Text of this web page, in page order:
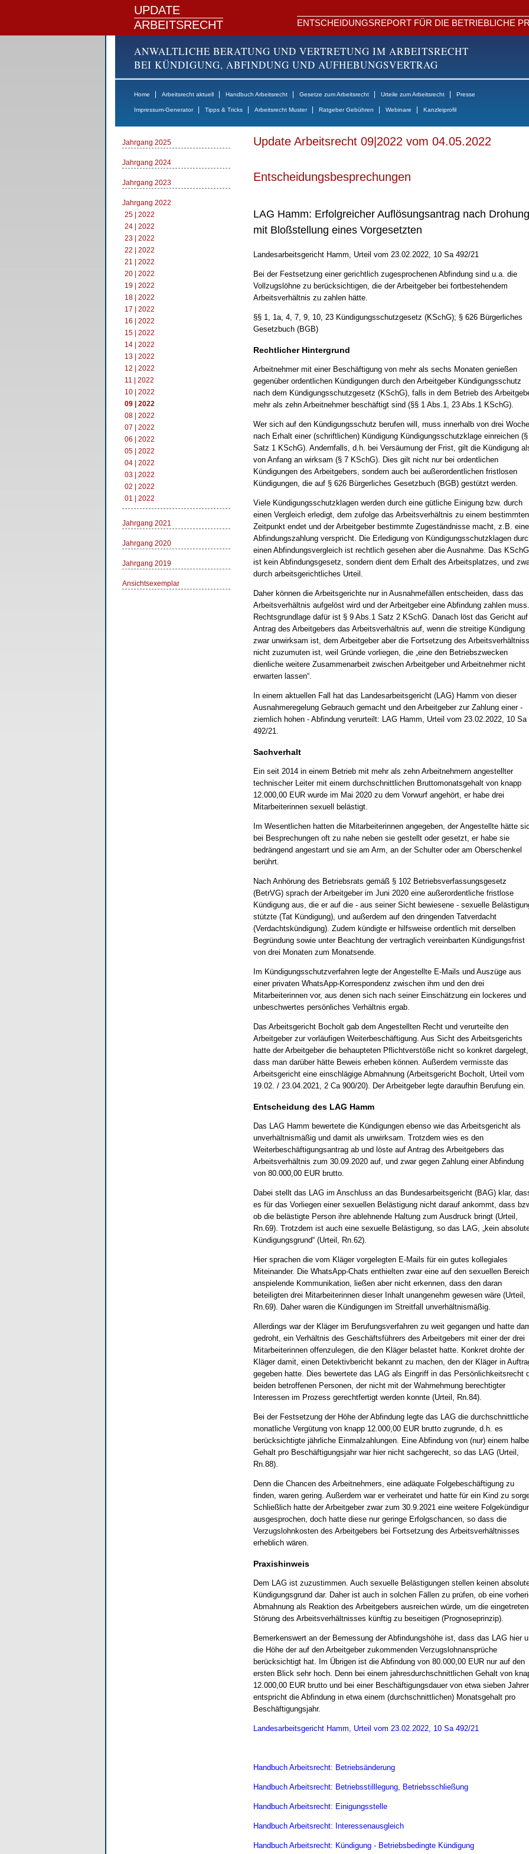
UPDATE
ARBEITSRECHT
ENTSCHEIDUNGSREPORT FÜR DIE BETRIEBLICHE
ANWALTLICHE BERATUNG UND VERTRETUNG IM ARBEITSRECHT
BEI KÜNDIGUNG, ABFINDUNG UND AUFHEBUNGSVERTRAG
Home Arbeitsrecht aktuell Handbuch Arbeitsrecht Gesetze zum Arbeitsrecht Urteile zum Arbeitsrecht Presse
Impressum-Generator Tipps & Tricks Arbeitsrecht Muster Ratgeber Gebühren Webinare Kanzleiprofil
Jahrgang 2025
Jahrgang 2024
Jahrgang 2023
Jahrgang 2022
25 | 2022
24 | 2022
23 | 2022
22 | 2022
21 | 2022
20 | 2022
19 | 2022
18 | 2022
17 | 2022
16 | 2022
15 | 2022
14 | 2022
13 | 2022
12 | 2022
11 | 2022
10 | 2022
09 | 2022
08 | 2022
07 | 2022
06 | 2022
05 | 2022
04 | 2022
03 | 2022
02 | 2022
01 | 2022
Jahrgang 2021
Jahrgang 2020
Jahrgang 2019
Ansichtsexemplar
Update Arbeitsrecht 09|2022 vom 04.05.2022
Entscheidungsbesprechungen
LAG Hamm: Erfolgreicher Auflösungsantrag nach Drohung
mit Bloßstellung eines Vorgesetzten
Landesarbeitsgericht Hamm, Urteil vom 23.02.2022, 10 Sa 492/21
Bei der Festsetzung einer gerichtlich zugesprochenen Abfindung sind u.a. die
Vollzugslöhne zu berücksichtigen, die der Arbeitgeber bei fortbestehendem
Arbeitsverhältnis zu zahlen hätte.
§§ 1, 1a, 4, 7, 9, 10, 23 Kündigungsschutzgesetz (KSchG); § 626 Bürgerliches
Gesetzbuch (BGB)
Rechtlicher Hintergrund
Arbeitnehmer mit einer Beschäftigung von mehr als sechs Monaten genießen
gegenüber ordentlichen Kündigungen durch den Arbeitgeber Kündigungsschutz
nach dem Kündigungsschutzgesetz (KSchG), falls in dem Betrieb des
mehr als zehn Arbeitnehmer beschäftigt sind (§§ 1 Abs.1, 23 Abs.1 KSchG).
Wer sich auf den Kündigungsschutz berufen will, muss innerhalb von drei
nach Erhalt einer (schriftlichen) Kündigung Kündigungsschutzklage einreichen (§
Satz 1 KSchG). Andernfalls, d.h. bei Versäumung der Frist, gilt die Kündigung
von Anfang an wirksam (§ 7 KSchG). Dies gilt nicht nur bei ordentlichen
Kündigungen des Arbeitgebers, sondern auch bei außerordentlichen fristlosen
Kündigungen, die auf § 626 Bürgerliches Gesetzbuch (BGB) gestützt werden.
Viele Kündigungsschutzklagen werden durch eine gütliche Einigung bzw. durch
einen Vergleich erledigt, dem zufolge das Arbeitsverhältnis zu einem bestimmten
Zeitpunkt endet und der Arbeitgeber bestimmte Zugeständnisse macht, z.B. eine
Abfindungszahlung verspricht. Die Erledigung von Kündigungsschutzklagen
einen Abfindungsvergleich ist rechtlich gesehen aber die Ausnahme. Das KSchG
ist kein Abfindungsgesetz, sondern dient dem Erhalt des Arbeitsplatzes, und
durch arbeitsgerichtliches Urteil.
Daher können die Arbeitsgerichte nur in Ausnahmefällen entscheiden, dass das
Arbeitsverhältnis aufgelöst wird und der Arbeitgeber eine Abfindung zahlen muss.
Rechtsgrundlage dafür ist § 9 Abs.1 Satz 2 KSchG. Danach löst das Gericht auf
Antrag des Arbeitgebers das Arbeitsverhältnis auf, wenn die streitige Kündigung
zwar unwirksam ist, dem Arbeitgeber aber die Fortsetzung des
nicht zuzumuten ist, weil Gründe vorliegen, die „eine den Betriebszwecken
dienliche weitere Zusammenarbeit zwischen Arbeitgeber und Arbeitnehmer nicht
erwarten lassen“.
In einem aktuellen Fall hat das Landesarbeitsgericht (LAG) Hamm von dieser
Ausnahmeregelung Gebrauch gemacht und den Arbeitgeber zur Zahlung einer -
ziemlich hohen - Abfindung verurteilt: LAG Hamm, Urteil vom 23.02.2022, 10 Sa
492/21.
Sachverhalt
Ein seit 2014 in einem Betrieb mit mehr als zehn Arbeitnehmern angestellter
technischer Leiter mit einem durchschnittlichen Bruttomonatsgehalt von knapp
12.000,00 EUR wurde im Mai 2020 zu dem Vorwurf angehört, er habe drei
Mitarbeiterinnen sexuell belästigt.
Im Wesentlichen hatten die Mitarbeiterinnen angegeben, der Angestellte hätte
bei Besprechungen oft zu nahe neben sie gestellt oder gesetzt, er habe sie
bedrängend angestarrt und sie am Arm, an der Schulter oder am Oberschenkel
berührt.
Nach Anhörung des Betriebsrats gemäß § 102 Betriebsverfassungsgesetz
(BetrVG) sprach der Arbeitgeber im Juni 2020 eine außerordentliche fristlose
Kündigung aus, die er auf die - aus seiner Sicht bewiesene - sexuelle
stützte (Tat Kündigung), und außerdem auf den dringenden Tatverdacht
(Verdachtskündigung). Zudem kündigte er hilfsweise ordentlich mit derselben
Begründung sowie unter Beachtung der vertraglich vereinbarten Kündigungsfrist
von drei Monaten zum Monatsende.
Im Kündigungsschutzverfahren legte der Angestellte E-Mails und Auszüge aus
einer privaten WhatsApp-Korrespondenz zwischen ihm und den drei
Mitarbeiterinnen vor, aus denen sich nach seiner Einschätzung ein lockeres und
unbeschwertes persönliches Verhältnis ergab.
Das Arbeitsgericht Bocholt gab dem Angestellten Recht und verurteilte den
Arbeitgeber zur vorläufigen Weiterbeschäftigung. Aus Sicht des Arbeitsgerichts
hatte der Arbeitgeber die behaupteten Pflichtverstöße nicht so konkret dargelegt,
dass man darüber hätte Beweis erheben können. Außerdem vermisste das
Arbeitsgericht eine einschlägige Abmahnung (Arbeitsgericht Bocholt, Urteil vom
19.02. / 23.04.2021, 2 Ca 900/20). Der Arbeitgeber legte daraufhin Berufung ein.
Entscheidung des LAG Hamm
Das LAG Hamm bewertete die Kündigungen ebenso wie das Arbeitsgericht als
unverhältnismäßig und damit als unwirksam. Trotzdem wies es den
Weiterbeschäftigungsantrag ab und löste auf Antrag des Arbeitgebers das
Arbeitsverhältnis zum 30.09.2020 auf, und zwar gegen Zahlung einer Abfindung
von 80.000,00 EUR brutto.
Dabei stellt das LAG im Anschluss an das Bundesarbeitsgericht (BAG) klar,
es für das Vorliegen einer sexuellen Belästigung nicht darauf ankommt, dass
ob die belästigte Person ihre ablehnende Haltung zum Ausdruck bringt (Urteil,
Rn.69). Trotzdem ist auch eine sexuelle Belästigung, so das LAG, „kein
Kündigungsgrund“ (Urteil, Rn.62).
Hier sprachen die vom Kläger vorgelegten E-Mails für ein gutes kollegiales
Miteinander. Die WhatsApp-Chats enthielten zwar eine auf den sexuellen Bereich
anspielende Kommunikation, ließen aber nicht erkennen, dass den daran
beteiligten drei Mitarbeiterinnen dieser Inhalt unangenehm gewesen wäre (Urteil,
Rn.69). Daher waren die Kündigungen im Streitfall unverhältnismäßig.
Allerdings war der Kläger im Berufungsverfahren zu weit gegangen und hatte
gedroht, ein Verhältnis des Geschäftsführers des Arbeitgebers mit einer der drei
Mitarbeiterinnen offenzulegen, die den Kläger belastet hatte. Konkret drohte der
Kläger damit, einen Detektivbericht bekannt zu machen, den der Kläger in
gegeben hatte. Dies bewertete das LAG als Eingriff in das Persönlichkeitsrecht
beiden betroffenen Personen, der nicht mit der Wahrnehmung berechtigter
Interessen im Prozess gerechtfertigt werden konnte (Urteil, Rn.84).
Bei der Festsetzung der Höhe der Abfindung legte das LAG die durchschnittliche
monatliche Vergütung von knapp 12.000,00 EUR brutto zugrunde, d.h. es
berücksichtigte jährliche Einmalzahlungen. Eine Abfindung von (nur) einem
Gehalt pro Beschäftigungsjahr war hier nicht sachgerecht, so das LAG (Urteil,
Rn.88).
Denn die Chancen des Arbeitnehmers, eine adäquate Folgebeschäftigung zu
finden, waren gering. Außerdem war er verheiratet und hatte für ein Kind zu
Schließlich hatte der Arbeitgeber zwar zum 30.9.2021 eine weitere
ausgesprochen, doch hatte diese nur geringe Erfolgschancen, so dass die
Verzugslohnkosten des Arbeitgebers bei Fortsetzung des Arbeitsverhältnisses
erheblich wären.
Praxishinweis
Dem LAG ist zuzustimmen. Auch sexuelle Belästigungen stellen keinen
Kündigungsgrund dar. Daher ist auch in solchen Fällen zu prüfen, ob eine
Abmahnung als Reaktion des Arbeitgebers ausreichen würde, um die
Störung des Arbeitsverhältnisses künftig zu beseitigen (Prognoseprinzip).
Bemerkenswert an der Bemessung der Abfindungshöhe ist, dass das LAG hier
die Höhe der auf den Arbeitgeber zukommenden Verzugslohnansprüche
berücksichtigt hat. Im Übrigen ist die Abfindung von 80.000,00 EUR nur auf den
ersten Blick sehr hoch. Denn bei einem jahresdurchschnittlichen Gehalt von
12.000,00 EUR brutto und bei einer Beschäftigungsdauer von etwa sieben
entspricht die Abfindung in etwa einem (durchschnittlichen) Monatsgehalt pro
Beschäftigungsjahr.
Landesarbeitsgericht Hamm, Urteil vom 23.02.2022, 10 Sa 492/21
Handbuch Arbeitsrecht: Betriebsänderung
Handbuch Arbeitsrecht: Betriebsstilllegung, Betriebsschließung
Handbuch Arbeitsrecht: Einigungsstelle
Handbuch Arbeitsrecht: Interessenausgleich
Handbuch Arbeitsrecht: Kündigung - Betriebsbedingte Kündigung